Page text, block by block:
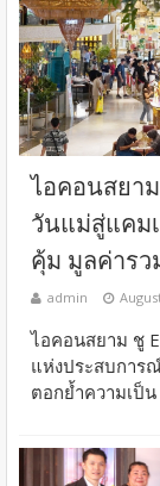
ไอคอนสยา
วันแม่สู่แคม
คุ้ม มูลค่ารว
admin
ไอคอนสยาม ชู
แห่งประสบการ
ตอกย้ำความเป็น